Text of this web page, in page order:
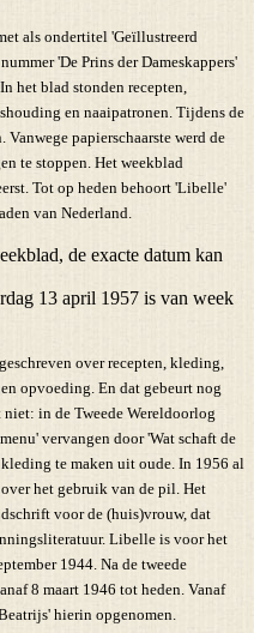
als ondertitel 'Geïllustreerd
'De Prins der Dameskappers'
het blad stonden recepten,
en naaipatronen. Tijdens de
papierschaarste werd de
te stoppen. Het weekblad
Tot op heden behoort 'Libelle'
van Nederland.
de exacte datum kan
13 april 1957 is van week
over recepten, kleding,
opvoeding. En dat gebeurt nog
in de Tweede Wereldoorlog
vervangen door 'Wat schaft de
te maken uit oude. In 1956 al
het gebruik van de pil. Het
voor de (huis)vrouw, dat
Libelle is voor het
1944. Na de tweede
8 maart 1946 tot heden. Vanaf
hierin opgenomen.